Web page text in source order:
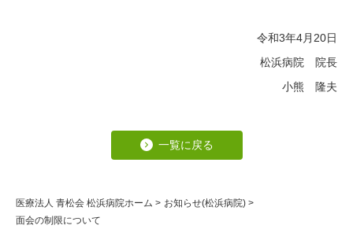
令和3年4月20日
松浜病院 院長
小熊 隆夫
一覧に戻る
医療法人 青松会 松浜病院ホーム > お知らせ(松浜病院) >
面会の制限について